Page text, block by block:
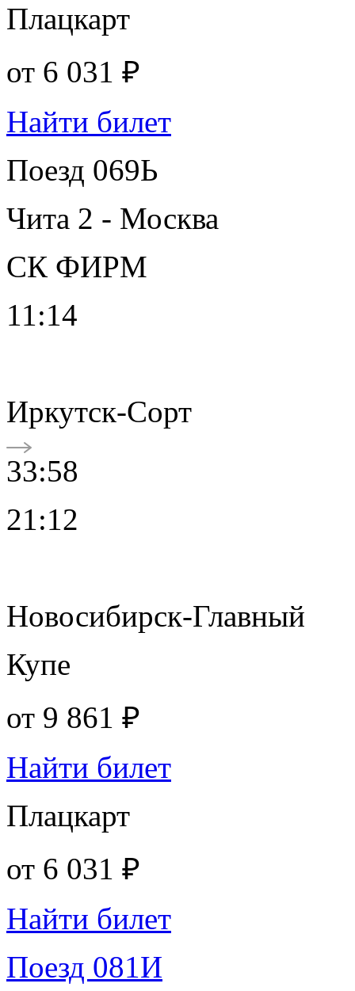
Плацкарт
от 6 031 ₽
Найти билет
Поезд 069Ь
Чита 2 - Москва
СК ФИРМ
11:14
Иркутск-Сорт
33:58
21:12
Новосибирск-Главный
Купе
от 9 861 ₽
Найти билет
Плацкарт
от 6 031 ₽
Найти билет
Поезд 081И